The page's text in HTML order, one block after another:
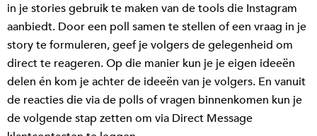
in je stories gebruik te maken van de tools die Instagram
aanbiedt. Door een poll samen te stellen of een vraag in je
story te formuleren, geef je volgers de gelegenheid om
direct te reageren. Op die manier kun je je eigen ideeën
delen én kom je achter de ideeën van je volgers. En vanuit
de reacties die via de polls of vragen binnenkomen kun je
de volgende stap zetten om via Direct Message